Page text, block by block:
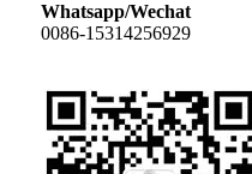
Whatsapp/Wechat
0086-15314256929